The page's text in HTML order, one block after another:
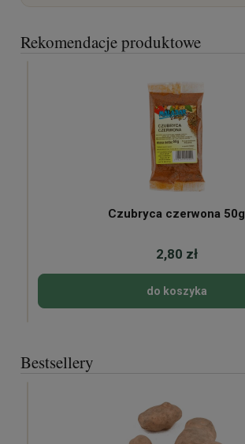
Rekomendacje produktowe
Czubryca czerwona 50g
2,80 zł
do koszyka
Bestsellery